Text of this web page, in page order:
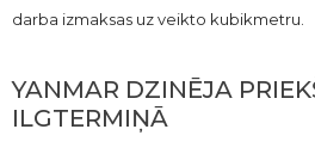
darba izmaksas uz veikto kubikmetru.
YANMAR DZINĒJA
ILGTERMIŅĀ